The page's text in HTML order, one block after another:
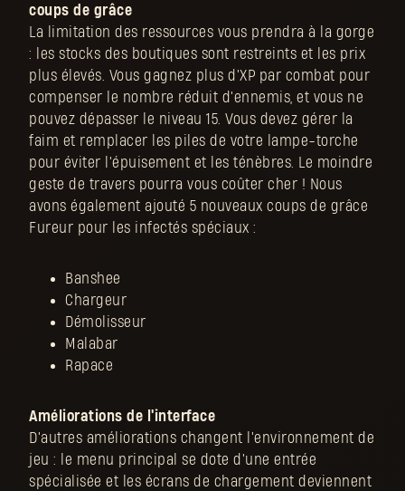
coups de grâce
La limitation des ressources vous prendra à la gorge
: les stocks des boutiques sont restreints et les prix
plus élevés. Vous gagnez plus d'XP par combat pour
compenser le nombre réduit d'ennemis, et vous ne
pouvez dépasser le niveau 15. Vous devez gérer la
faim et remplacer les piles de votre lampe-torche
pour éviter l'épuisement et les ténèbres. Le moindre
geste de travers pourra vous coûter cher ! Nous
avons également ajouté 5 nouveaux coups de grâce
Fureur pour les infectés spéciaux :
Banshee
Chargeur
Démolisseur
Malabar
Rapace
Améliorations de l'interface
D'autres améliorations changent l'environnement de
jeu : le menu principal se dote d'une entrée
spécialisée et les écrans de chargement deviennent